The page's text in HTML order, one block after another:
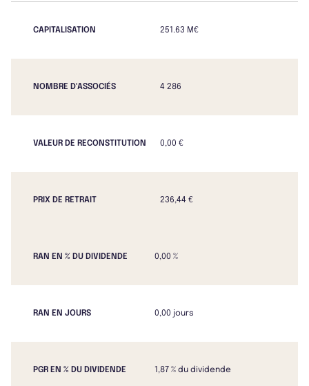
CAPITALISATION 251.63 M€
NOMBRE D'ASSOCIÉS 4 286
VALEUR DE RECONSTITUTION 0,00 €
PRIX DE RETRAIT 236,44 €
RAN EN % DU DIVIDENDE 0,00 %
RAN EN JOURS 0,00 jours
PGR EN % DU DIVIDENDE 1,87 % du dividende